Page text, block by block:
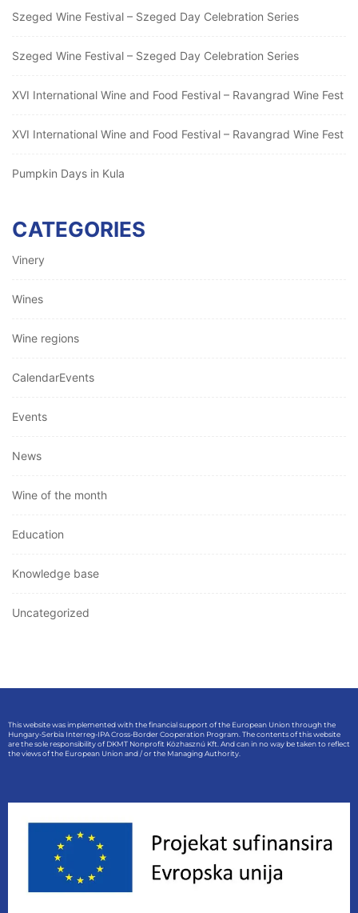
Szeged Wine Festival – Szeged Day Celebration Series
Szeged Wine Festival – Szeged Day Celebration Series
XVI International Wine and Food Festival – Ravangrad Wine Fest
XVI International Wine and Food Festival – Ravangrad Wine Fest
Pumpkin Days in Kula
CATEGORIES
Vinery
Wines
Wine regions
CalendarEvents
Events
News
Wine of the month
Education
Knowledge base
Uncategorized
This website was implemented with the financial support of the European Union through the
Hungary-Serbia Interreg-IPA Cross-Border Cooperation Program. The contents of this website
are the sole responsibility of DKMT Nonprofit Közhasznú Kft. And can in no way be taken to reflect
the views of the European Union and / or the Managing Authority.